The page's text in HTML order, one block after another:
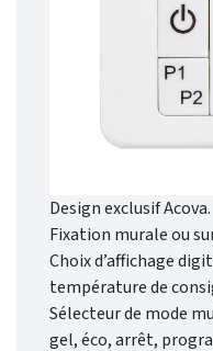
Design exclusif Acova.
Fixation murale ou
Choix d’affichage
température de
Sélecteur de mode
gel, éco, arrêt,